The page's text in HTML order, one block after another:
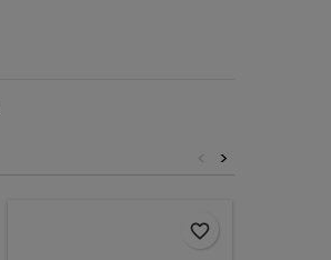
>
<
favorite_border